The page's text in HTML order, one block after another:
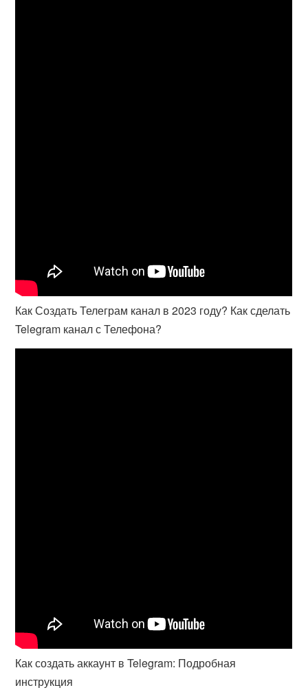
Как Создать Телеграм канал в 2023 году? Как сделать
Telegram канал с Телефона?
Как создать аккаунт в Telegram: Подробная
инструкция